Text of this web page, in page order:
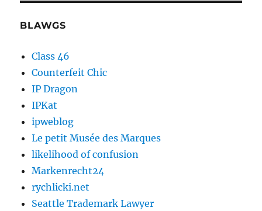
BLAWGS
Class 46
Counterfeit Chic
IP Dragon
IPKat
ipweblog
Le petit Musée des Marques
likelihood of confusion
Markenrecht24
rychlicki.net
Seattle Trademark Lawyer